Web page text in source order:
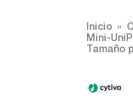
Inicio
Mini-
Tamaño